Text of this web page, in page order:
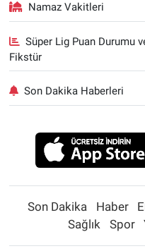
Namaz Vakitleri
Süper Lig Puan Durumu
Fikstür
Son Dakika Haberleri
Son Dakika Haber
Sağlık
Spor